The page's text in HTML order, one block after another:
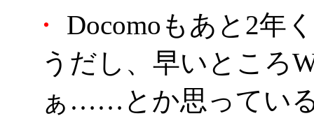
・
Docomoもあと2年
うだし、早いところ
ぁ……とか思ってい